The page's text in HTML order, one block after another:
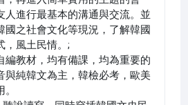
人進行最基本的溝通與交流。並
國之社會文化等現況，了解韓國
，風土民情。;
編教材，均有備課，均為重要的
與純韓文為主，韓檢必考，歐美